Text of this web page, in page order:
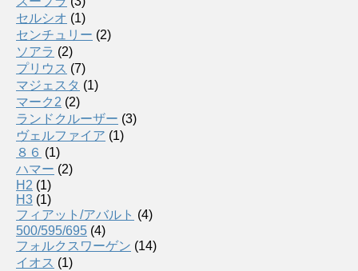
セルシオ (1)
センチュリー (2)
ソアラ (2)
プリウス (7)
マジェスタ (1)
マーク2 (2)
ランドクルーザー (3)
ヴェルファイア (1)
８６ (1)
ハマー (2)
H2 (1)
H3 (1)
フィアット/アバルト (4)
500/595/695 (4)
フォルクスワーゲン (14)
イオス (1)